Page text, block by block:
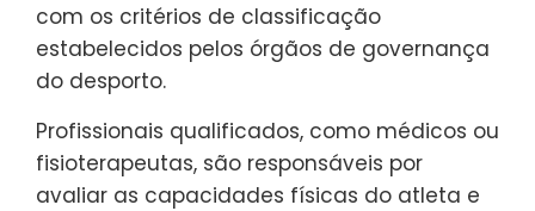
com os critérios de classificação
estabelecidos pelos órgãos de governança
do desporto.
Profissionais qualificados, como médicos ou
fisioterapeutas, são responsáveis por
avaliar as capacidades físicas do atleta e